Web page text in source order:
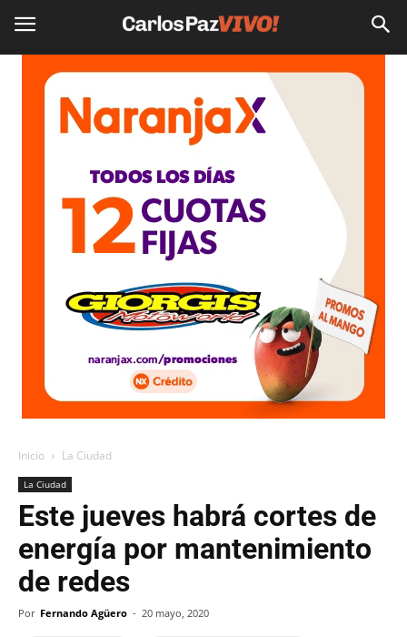
Inicio La Ciudad
La Ciudad
Este jueves habrá cortes de
energía por mantenimiento
de redes
Por Fernando Agüero - 20 mayo, 2020